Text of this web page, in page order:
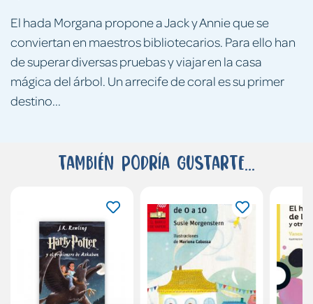
El hada Morgana propone a Jack y Annie que se
conviertan en maestros bibliotecarios. Para ello han
de superar diversas pruebas y viajar en la casa
mágica del árbol. Un arrecife de coral es su primer
destino...
También podría gustarte...